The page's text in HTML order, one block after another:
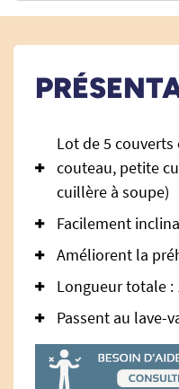
Lot de 5
couteau, petite
cuillère à soupe)
Facilement
Améliorent la
Longueur totale :
Passent au lave-